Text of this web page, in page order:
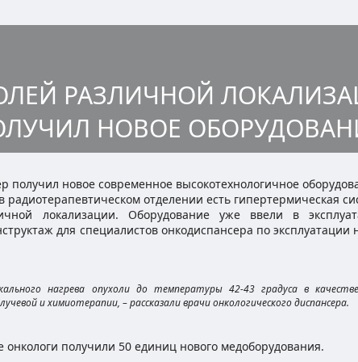
РАЗЛИЧНОЙ
НОВОЕ
получил новое современное высокотехнологичное
отделении есть гипертермическая
локализации. Оборудование уже ввели в
для специалистов онкодиспансера по эксплуатации
нагрева опухоли до температуры 42-43 градуса в качестве
и химиотерапии, – рассказали врачи онкологического диспансера.
получили 50 единиц нового медоборудования.